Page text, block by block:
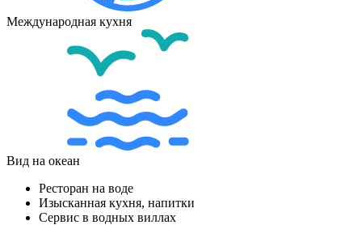
Международная кухня
Вид на океан
Ресторан на воде
Изысканная кухня, напитки
Сервис в водных виллах